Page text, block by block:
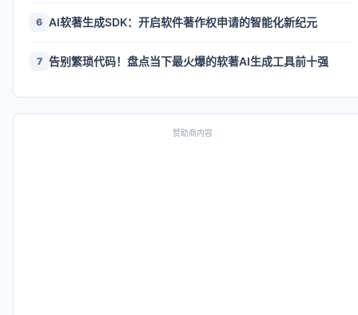
6 AI软著生成SDK：开启软件著作权申请的智能化新纪元
7 告别繁琐代码！盘点当下最火爆的软著AI生成工具前十强
赞助商内容